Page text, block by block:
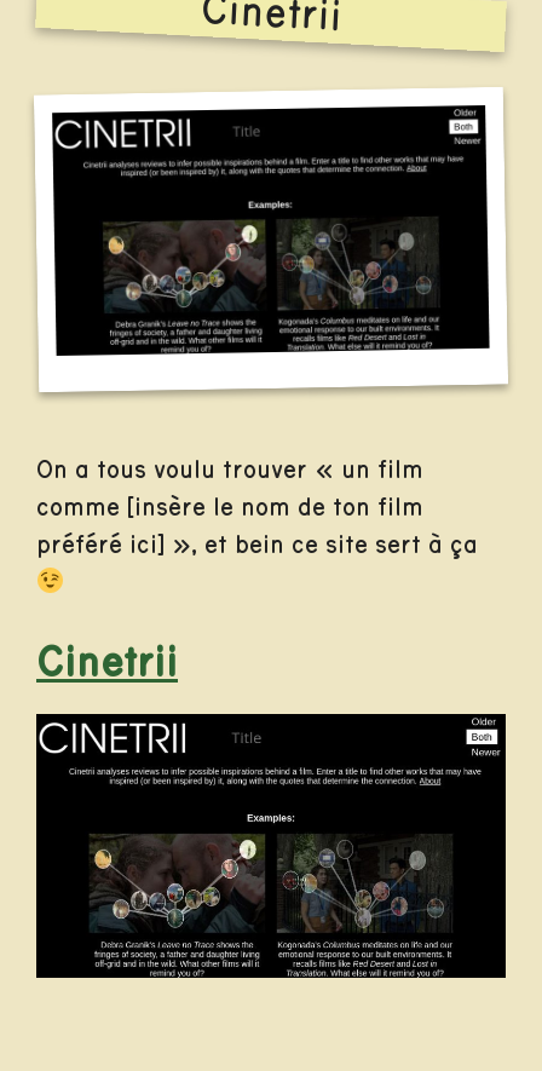
Cinetrii
On a tous voulu trouver « un film
comme [insère le nom de ton film
préféré ici] », et bein ce site sert à ça
Cinetrii